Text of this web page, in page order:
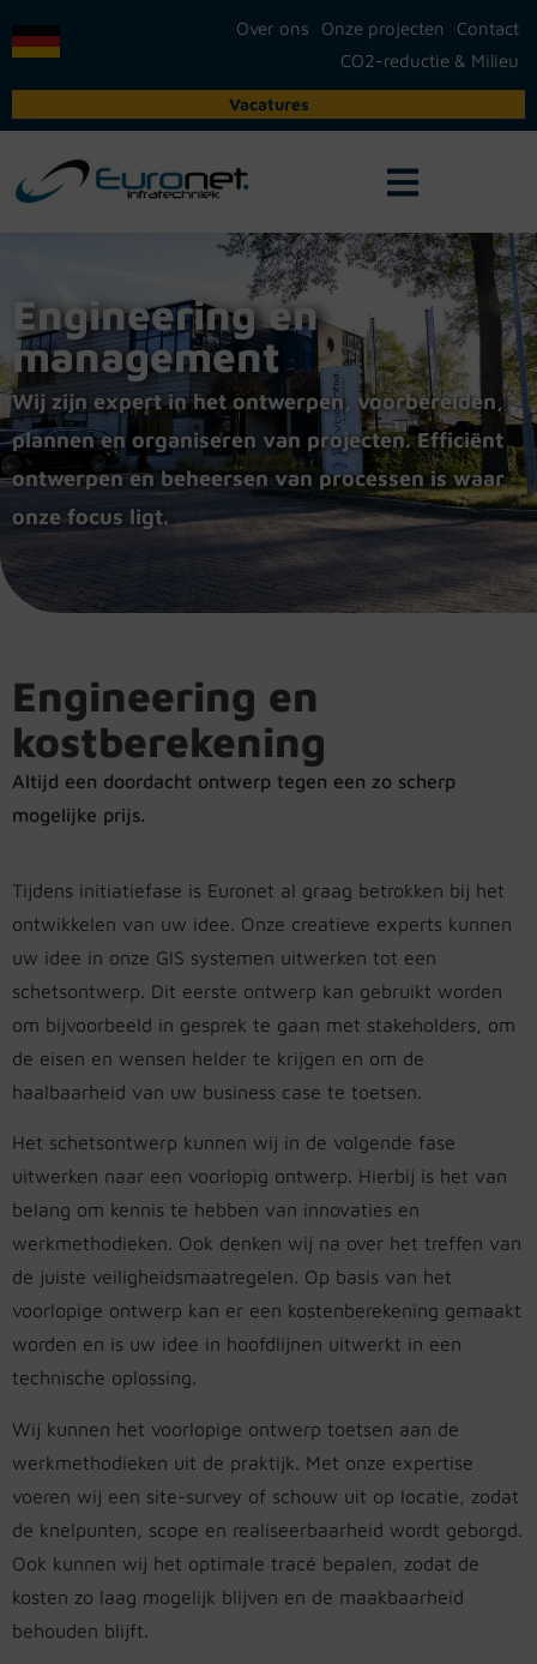
Over ons Onze projecten
Contact
CO2-reductie & Milieu
Vacatures
Engineering en
management
Wij zijn expert in het ontwerpen, voorbereiden,
plannen en organiseren van projecten. Efficiënt
ontwerpen en beheersen van processen is waar
onze focus ligt.
Engineering en
kostberekening
Altijd een doordacht ontwerp tegen een zo scherp
mogelijke prijs.
Tijdens initiatiefase is Euronet al graag betrokken bij het
ontwikkelen van uw idee. Onze creatieve experts kunnen
uw idee in onze GIS systemen uitwerken tot een
schetsontwerp. Dit eerste ontwerp kan gebruikt worden
om bijvoorbeeld in gesprek te gaan met stakeholders, om
de eisen en wensen helder te krijgen en om de
haalbaarheid van uw business case te toetsen.
Het schetsontwerp kunnen wij in de volgende fase
uitwerken naar een voorlopig ontwerp. Hierbij is het van
belang om kennis te hebben van innovaties en
werkmethodieken. Ook denken wij na over het treffen van
de juiste veiligheidsmaatregelen. Op basis van het
voorlopige ontwerp kan er een kostenberekening gemaakt
worden en is uw idee in hoofdlijnen uitwerkt in een
technische oplossing.
Wij kunnen het voorlopige ontwerp toetsen aan de
werkmethodieken uit de praktijk. Met onze expertise
voeren wij een site-survey of schouw uit op locatie, zodat
de knelpunten, scope en realiseerbaarheid wordt geborgd.
Ook kunnen wij het optimale tracé bepalen, zodat de
kosten zo laag mogelijk blijven en de maakbaarheid
behouden blijft.